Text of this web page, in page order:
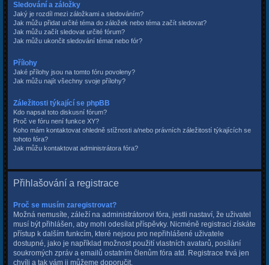
Sledování a záložky
Jaký je rozdíl mezi záložkami a sledováním?
Jak můžu přidat určité téma do záložek nebo téma začít sledovat?
Jak můžu začít sledovat určité fórum?
Jak můžu ukončit sledování témat nebo fór?
Přílohy
Jaké přílohy jsou na tomto fóru povoleny?
Jak můžu najít všechny svoje přílohy?
Záležitosti týkající se phpBB
Kdo napsal toto diskusní fórum?
Proč ve fóru není funkce XY?
Koho mám kontaktovat ohledně stížnosti a/nebo právních záležitostí týkajících se
tohoto fóra?
Jak můžu kontaktovat administrátora fóra?
Přihlašování a registrace
Proč se musím zaregistrovat?
Možná nemusíte, záleží na administrátorovi fóra, jestli nastaví, že uživatel
musí být přihlášen, aby mohl odesílat příspěvky. Nicméně registrací získáte
přístup k dalším funkcím, které nejsou pro nepřihlášené uživatele
dostupné, jako je například možnost použití vlastních avatarů, posílání
soukromých zpráv a emailů ostatním členům fóra atd. Registrace trvá jen
chvíli a tak vám ji můžeme doporučit.